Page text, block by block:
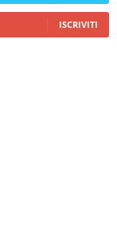
ISCRIVITI